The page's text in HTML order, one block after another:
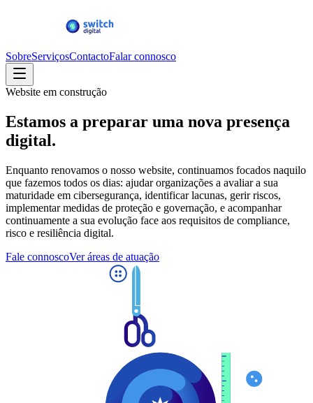
SobreServiçosContactoFalar connosco
Website em construção
Estamos a preparar uma nova presença
digital.
Enquanto renovamos o nosso website, continuamos focados naquilo
que fazemos todos os dias: ajudar organizações a avaliar a sua
maturidade em cibersegurança, identificar lacunas, gerir riscos,
implementar medidas de proteção e governação, e acompanhar
continuamente a sua evolução face aos requisitos de compliance,
risco e resiliência digital.
Fale connoscoVer áreas de atuação